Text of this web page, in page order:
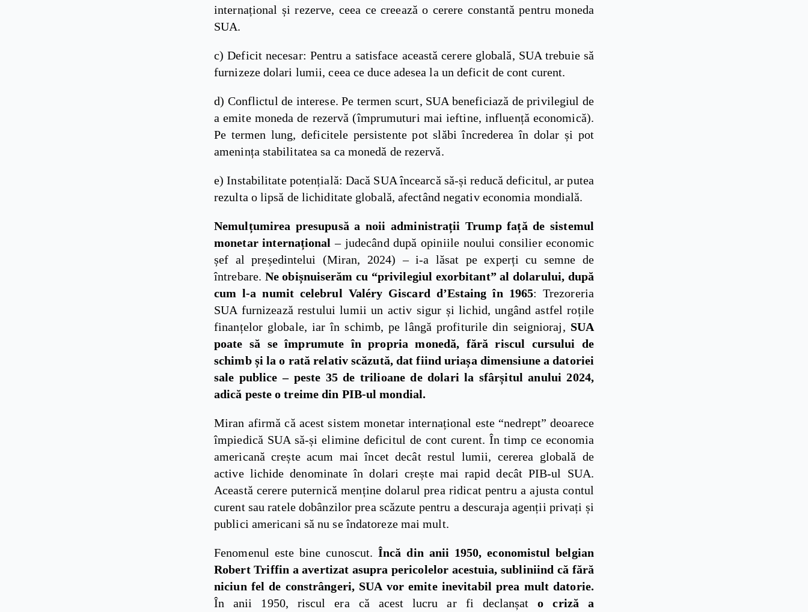
internațional și rezerve, ceea ce creează o cerere constantă pentru moneda
SUA.
c) Deficit necesar: Pentru a satisface această cerere globală, SUA trebuie să
furnizeze dolari lumii, ceea ce duce adesea la un deficit de cont curent.
d) Conflictul de interese. Pe termen scurt, SUA beneficiază de privilegiul de
a emite moneda de rezervă (împrumuturi mai ieftine, influență economică).
Pe termen lung, deficitele persistente pot slăbi încrederea în dolar și pot
amenința stabilitatea sa ca monedă de rezervă.
e) Instabilitate potențială: Dacă SUA încearcă să-și reducă deficitul, ar putea
rezulta o lipsă de lichiditate globală, afectând negativ economia mondială.
Nemulțumirea presupusă a noii administrații Trump față de sistemul
monetar internațional – judecând după opiniile noului consilier economic
șef al președintelui (Miran, 2024) – i-a lăsat pe experți cu semne de
întrebare. Ne obișnuiserăm cu “privilegiul exorbitant” al dolarului, după
cum l-a numit celebrul Valéry Giscard d’Estaing în 1965: Trezoreria
SUA furnizează restului lumii un activ sigur și lichid, ungând astfel roțile
finanțelor globale, iar în schimb, pe lângă profiturile din seignioraj, SUA
poate să se împrumute în propria monedă, fără riscul cursului de
schimb și la o rată relativ scăzută, dat fiind uriașa dimensiune a datoriei
sale publice – peste 35 de trilioane de dolari la sfârșitul anului 2024,
adică peste o treime din PIB-ul mondial.
Miran afirmă că acest sistem monetar internațional este “nedrept” deoarece
împiedică SUA să-și elimine deficitul de cont curent. În timp ce economia
americană crește acum mai încet decât restul lumii, cererea globală de
active lichide denominate în dolari crește mai rapid decât PIB-ul SUA.
Această cerere puternică menține dolarul prea ridicat pentru a ajusta contul
curent sau ratele dobânzilor prea scăzute pentru a descuraja agenții privați și
publici americani să nu se îndatoreze mai mult.
Fenomenul este bine cunoscut.Încă din anii 1950, economistul belgian
Robert Triffin a avertizat asupra pericolelor acestuia, subliniind că fără
niciun fel de constrângeri, SUA vor emite inevitabil prea mult datorie.
În anii 1950, riscul era că acest lucru ar fi declanșato criză a